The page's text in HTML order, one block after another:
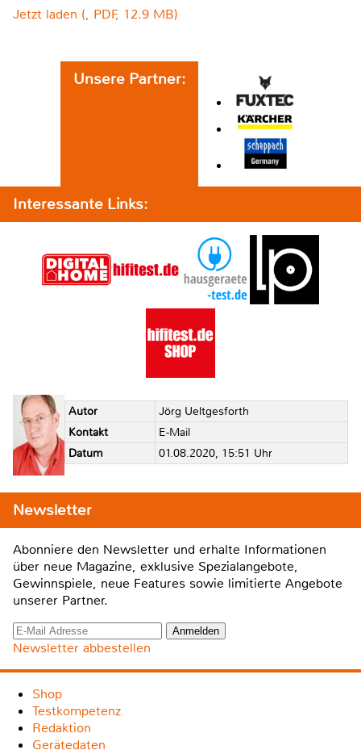
Jetzt laden (, PDF, 12.9 MB)
Unsere Partner:
Interessante Links:
Autor
Jörg Ueltgesforth
Kontakt
E-Mail
Datum
01.08.2020, 15:51 Uhr
Newsletter
Abonniere den Newsletter und erhalte Informationen
über neue Magazine, exklusive Spezialangebote,
Gewinnspiele, neue Features sowie limitierte Angebote
unserer Partner.
Newsletter abbestellen
Shop
Testkompetenz
Redaktion
Gerätedaten